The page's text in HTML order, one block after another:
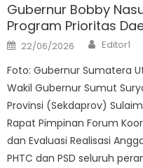
Gubernur Bobby
Program Prioritas
Posted
on
22/06/2026 Author
Editor1
Foto: Gubernur Sumatera
Wakil Gubernur Sumut
Provinsi (Sekdaprov)
Rapat Pimpinan Forum
dan Evaluasi Realisasi
PHTC dan PSD seluruh